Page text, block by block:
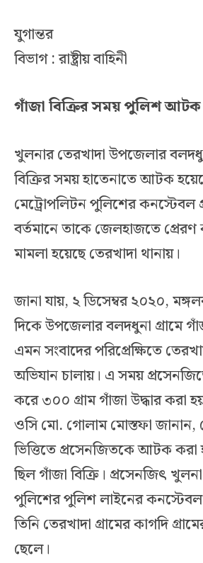
যুগান্তর
বিভাগ : রাষ্ট্রীয় বাহিনী
গাঁজা বিক্রির সময় পুলিশ আটক
খুলনার তেরখাদা উপজেলার
বিক্রির সময় হাতেনাতে আটক
মেট্রোপলিটন পুলিশের কনস্টেবল
বর্তমানে তাকে জেলহাজতে প্রেরণ
মামলা হয়েছে তেরখাদা থানায়।
জানা যায়, ২ ডিসেম্বর ২০২০,
দিকে উপজেলার বলদধুনা গ্রামে
এমন সংবাদের পরিপ্রেক্ষিতে
অভিযান চালায়। এ সময়
করে ৩০০ গ্রাম গাঁজা উদ্ধার করা
ওসি মো. গোলাম মোস্তফা জানান,
ভিত্তিতে প্রসেনজিতকে আটক করা
ছিল গাঁজা বিক্রি। প্রসেনজিৎ
পুলিশের পুলিশ লাইনের কনস্টেবল
তিনি তেরখাদা গ্রামের কাগদি
ছেলে।